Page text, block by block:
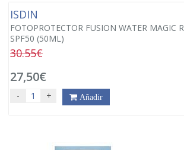
ISDIN
FOTOPROTECTOR FUSION WATER MAGIC
SPF50 (50ML)
30.55€
27,50€
- + Añadir